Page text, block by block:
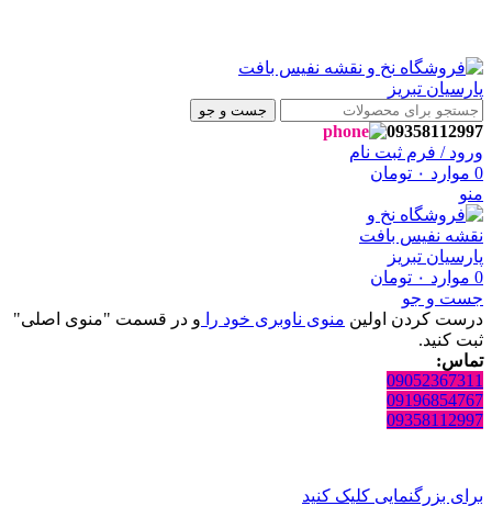
جست و جو
09358112997
ورود / فرم ثبت نام
0 موارد ۰ تومان
منو
0 موارد ۰ تومان
جست و جو
درست کردن اولین منوی ناوبری خود را و در قسمت "منوی اصلی"
ثبت کنید.
تماس:
09052367311
09196854767
09358112997
برای بزرگنمایی کلیک کنید